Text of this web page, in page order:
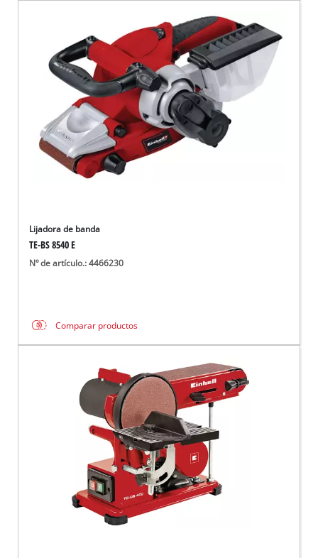
Lijadora de banda
TE-BS 8540 E
Nº de artículo.: 4466230
Comparar productos